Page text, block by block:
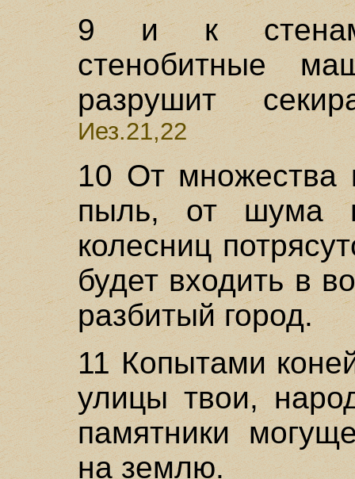
9 и к стенам
стенобитные
разрушит
Иез.21,22
10 От множества
пыль, от шума
колесниц
будет входить в
разбитый город.
11 Копытами
улицы твои,
памятники
на землю.